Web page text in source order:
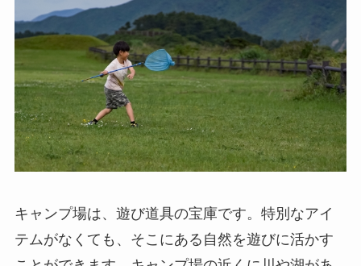
キャンプ場は、遊び道具の宝庫です。特別なアイ
テムがなくても、そこにある自然を遊びに活かす